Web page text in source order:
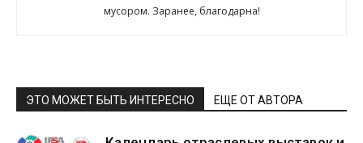
мусором. Заранее, благодарна!
ЭТО МОЖЕТ БЫТЬ ИНТЕРЕСНО ЕЩЕ ОТ АВТОРА